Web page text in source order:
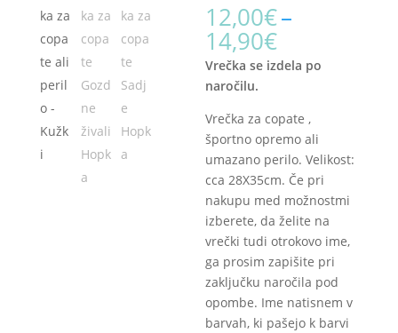
12,00€–
14,90€Price
range:
12,00€
14,90€
Vrečka se izdela po
naročilu.
Vrečka za copate ,
športno opremo ali
umazano perilo. Velikost:
cca 28X35cm. Če pri
nakupu med možnostmi
izberete, da želite na
vrečki tudi otrokovo ime,
ga prosim zapišite pri
zaključku naročila pod
opombe. Ime natisnem v
barvah, ki pašejo k barvi